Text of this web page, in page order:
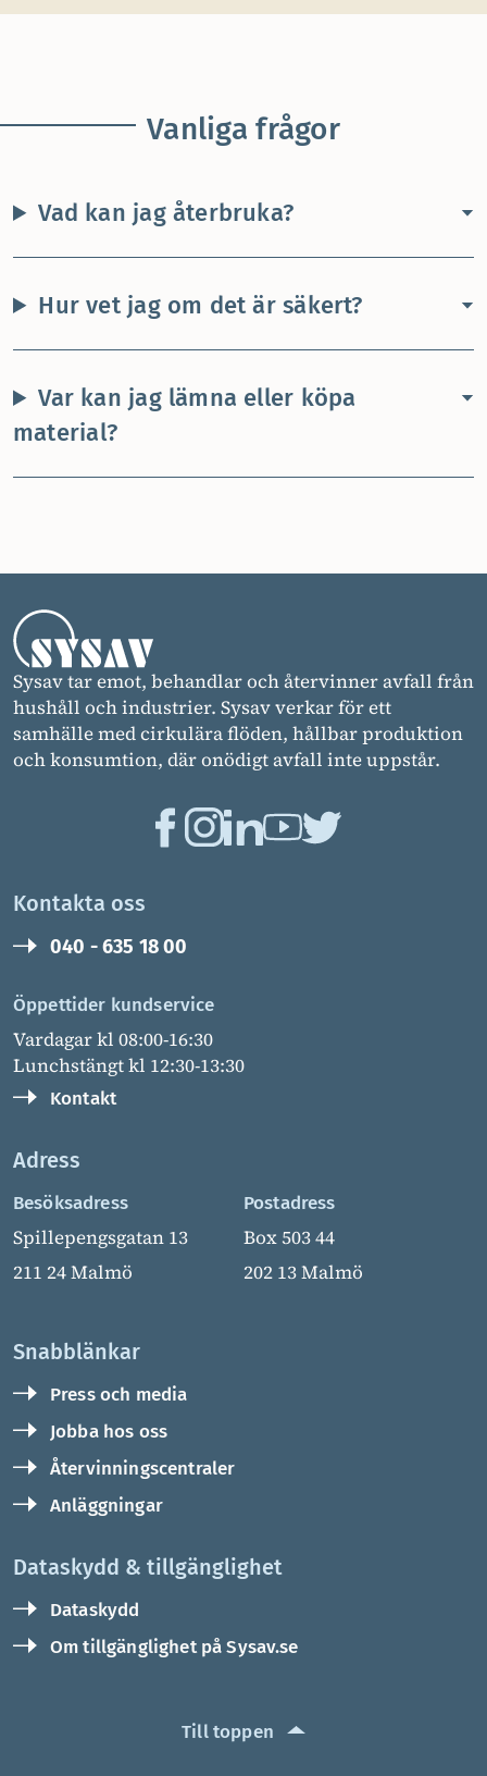
Vanliga frågor
Vad kan jag återbruka?
Hur vet jag om det är säkert?
Var kan jag lämna eller köpa
material?
Sysav tar emot, behandlar och återvinner avfall från
hushåll och industrier. Sysav verkar för ett
samhälle med cirkulära flöden, hållbar produktion
och konsumtion, där onödigt avfall inte uppstår.
Kontakta oss
040 - 635 18 00
Öppettider kundservice
Vardagar kl 08:00-16:30
Lunchstängt kl 12:30-13:30
Kontakt
Adress
Besöksadress
Spillepengsgatan 13
211 24 Malmö
Postadress
Box 503 44
202 13 Malmö
Snabblänkar
Press och media
Jobba hos oss
Återvinningscentraler
Anläggningar
Dataskydd & tillgänglighet
Dataskydd
Om tillgänglighet på Sysav.se
Till toppen